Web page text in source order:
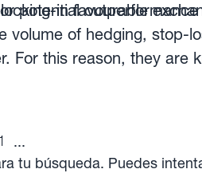
potentialin favourable
volume of hedging, stop-
this reason, they are
...
tu búsqueda. Puedes